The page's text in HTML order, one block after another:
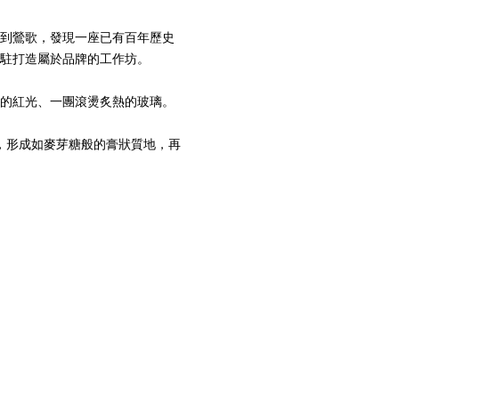
鶯歌，發現一座已有百年歷史
打造屬於品牌的工作坊。
紅光、一團滾燙炙熱的玻璃。
形成如麥芽糖般的膏狀質地，再